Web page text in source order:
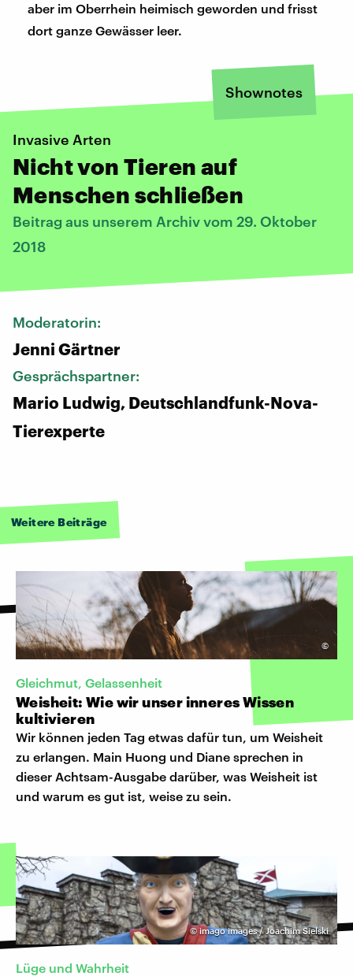
aber im Oberrhein heimisch geworden und frisst
dort ganze Gewässer leer.
Shownotes
Invasive Arten
Nicht von Tieren auf
Menschen schließen
Beitrag aus unserem Archiv vom 29. Oktober
2018
Moderatorin:
Jenni Gärtner
Gesprächspartner:
Mario Ludwig, Deutschlandfunk-Nova-
Tierexperte
Weitere Beiträge
©
Gleichmut, Gelassenheit
Weisheit: Wie wir unser inneres Wissen
kultivieren
Wir können jeden Tag etwas dafür tun, um Weisheit
zu erlangen. Main Huong und Diane sprechen in
dieser Achtsam-Ausgabe darüber, was Weisheit ist
und warum es gut ist, weise zu sein.
©imago images / Joachim Sielski
Lüge und Wahrheit